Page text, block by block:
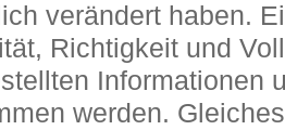
verändert haben.
Richtigkeit und
Informationen
werden.